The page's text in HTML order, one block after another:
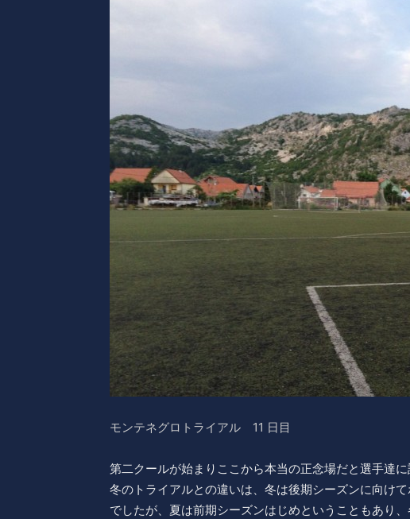
モンテネグロトライアル 11 日目
第二クールが始まりここから本当の正念場だと選手達に
冬のトライアルとの違いは、冬は後期シーズンに向け
でしたが、夏は前期シーズンはじめということもあり